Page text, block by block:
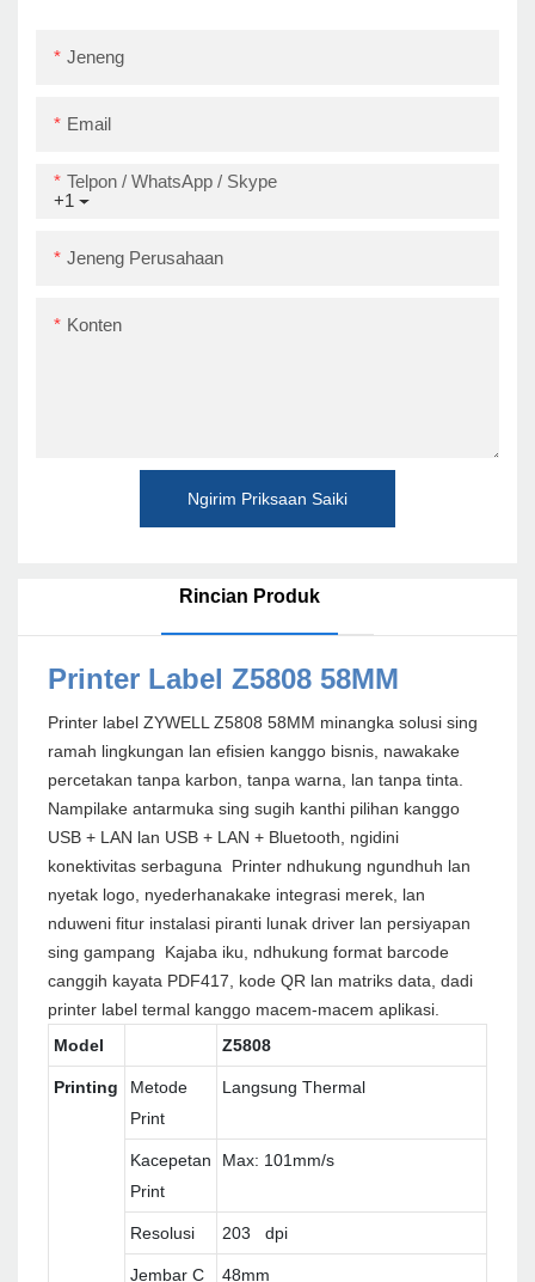
Jeneng
Email
+1
Telpon / WhatsApp / Skype
Jeneng Perusahaan
Konten
Ngirim Priksaan Saiki
Rincian Produk
Printer Label Z5808 58MM
Printer label ZYWELL Z5808 58MM minangka solusi sing
ramah lingkungan lan efisien kanggo bisnis, nawakake
percetakan tanpa karbon, tanpa warna, lan tanpa tinta.
Nampilake antarmuka sing sugih kanthi pilihan kanggo
USB + LAN lan USB + LAN + Bluetooth, ngidini
konektivitas serbaguna Printer ndhukung ngundhuh lan
nyetak logo, nyederhanakake integrasi merek, lan
nduweni fitur instalasi piranti lunak driver lan persiyapan
sing gampang Kajaba iku, ndhukung format barcode
canggih kayata PDF417, kode QR lan matriks data, dadi
printer label termal kanggo macem-macem aplikasi.
Model
Z5808
Printing
Metode
Print
Langsung Thermal
Kacepetan
Print
Max: 101mm/s
Resolusi 203 dpi
Jembar C
48mm